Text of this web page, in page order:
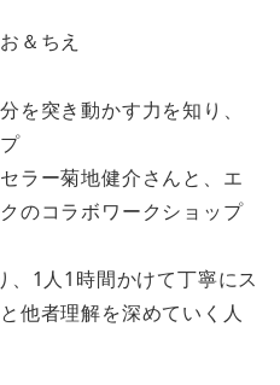
＆ちえ
を突き動かす力を知り、
ラー菊地健介さんと、エ
のコラボワークショップ
、1人1時間かけて丁寧にス
他者理解を深めていく人